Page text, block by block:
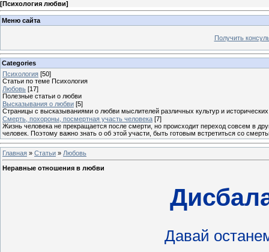
[Психология любви]
Меню сайта
Получить
Categories
Психология [50]
Статьи по теме Психология
Любовь [17]
Полезные статьи о любви
Высказывания о любви [5]
Страницы с высказываниями о любви мыслителей различных культур и
Смерть, похороны, посмертная участь человека [7]
Жизнь человека не прекращается после смерти, но происходит переход совсем в
человек. Поэтому важно знать о об этой участи, быть готовым встретиться со
Главная » Статьи » Любовь
Неравные отношения в любви
Давай